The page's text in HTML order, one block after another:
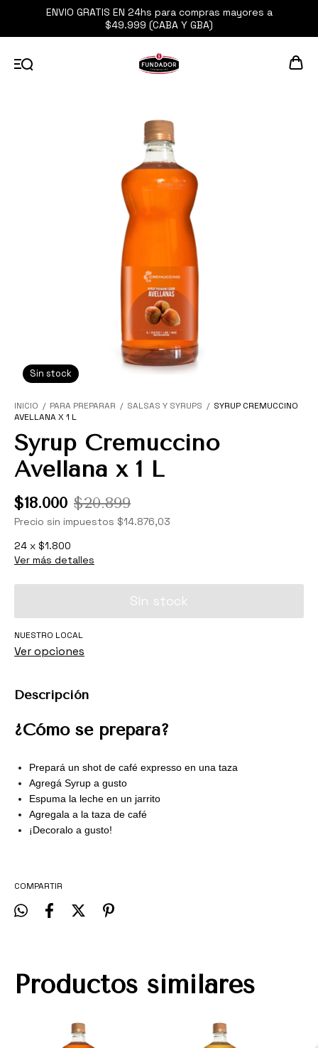
ENVIO GRATIS EN 24hs para compras mayores a
$49.999 (CABA Y GBA)
Sin stock
INICIO / PARA PREPARAR / SALSAS Y SYRUPS / SYRUP CREMUCCINO
AVELLANA X 1 L
Syrup Cremuccino
Avellana x 1 L
$18.000 $20.899
Precio sin impuestos $14.876,03
24 x $1.800
Ver más detalles
NUESTRO LOCAL
Ver opciones
Descripción
¿Cómo se prepara?
Prepará un shot de café expresso en una taza
Agregá Syrup a gusto
Espuma la leche en un jarrito
Agregala a la taza de café
¡Decoralo a gusto!
COMPARTIR
Productos similares